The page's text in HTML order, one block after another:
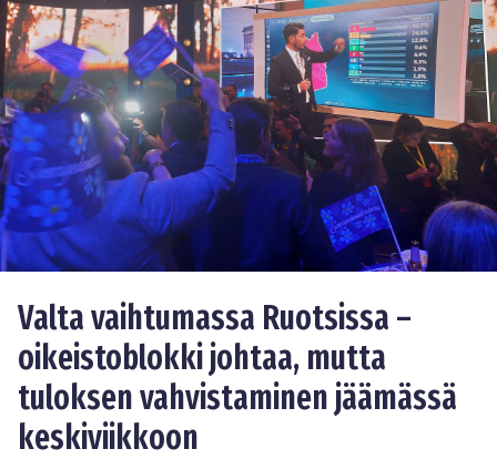
Valta vaihtumassa Ruotsissa –
oikeistoblokki johtaa, mutta
tuloksen vahvistaminen jäämässä
keskiviikkoon